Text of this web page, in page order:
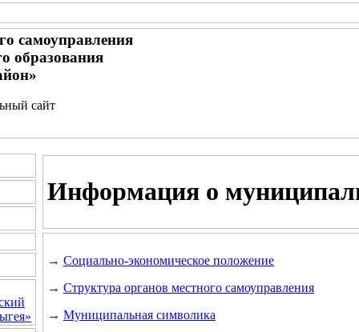
самоуправления
образования
сайт
Информация о
→ Социально-экономическое положение
→ Структура органов местного самоуправления
→ Муниципальная символика